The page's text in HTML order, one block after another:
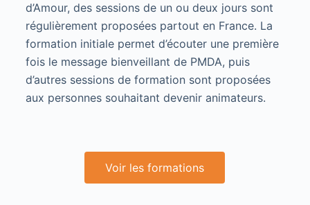
d’Amour, des sessions de un ou deux jours sont
régulièrement proposées partout en France. La
formation initiale permet d’écouter une première
fois le message bienveillant de PMDA, puis
d’autres sessions de formation sont proposées
aux personnes souhaitant devenir animateurs.
Voir les formations